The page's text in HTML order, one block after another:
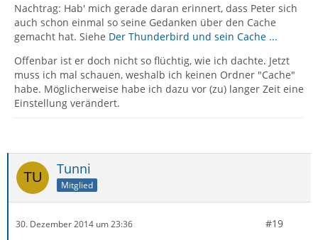
Nachtrag: Hab' mich gerade daran erinnert, dass Peter sich
auch schon einmal so seine Gedanken über den Cache
gemacht hat. Siehe Der Thunderbird und sein Cache ...
Offenbar ist er doch nicht so flüchtig, wie ich dachte. Jetzt
muss ich mal schauen, weshalb ich keinen Ordner "Cache"
habe. Möglicherweise habe ich dazu vor (zu) langer Zeit eine
Einstellung verändert.
Tunni
Mitglied
30. Dezember 2014 um 23:36 #19